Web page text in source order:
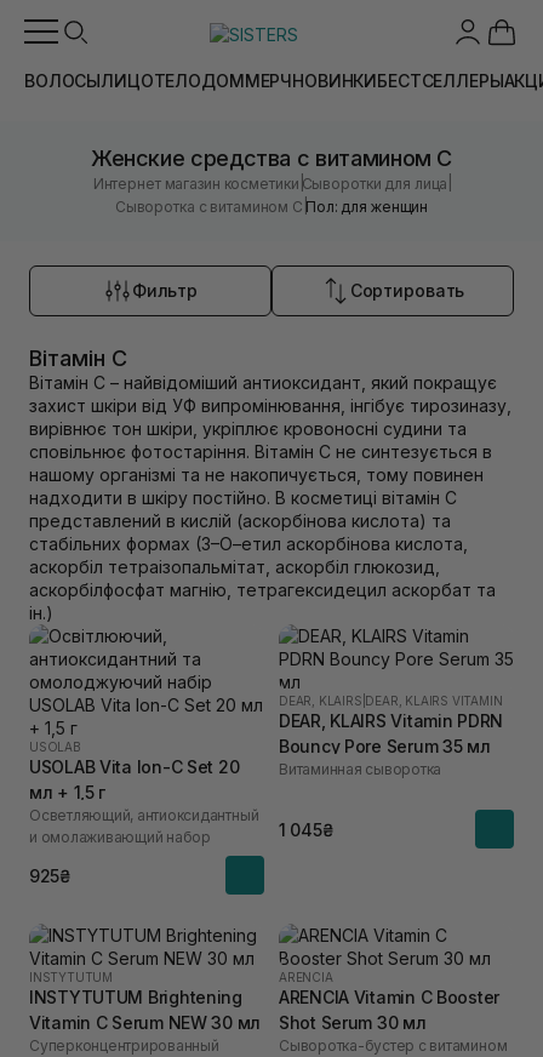
ВОЛОСЫЛИЦОТЕЛОДОММЕРЧНОВИНКИБЕСТСЕЛЛЕРЫ
Женские средства с витамином С
Интернет магазин косметики |Сыворотки для лица
Сыворотка с витамином С |Пол: для женщин
Фильтр Сортировать
Вітамін С
Вітамін С – найвідоміший антиоксидант, який покращує
захист шкіри від УФ випромінювання, інгібує тирозиназу,
вирівнює тон шкіри, укріплює кровоносні судини та
сповільнює фотостаріння. Вітамін С не синтезується в
нашому організмі та не накопичується, тому повинен
надходити в шкіру постійно. В косметиці вітамін С
представлений в кислій (аскорбінова кислота) та
стабільних формах (3–О–етил аскорбінова кислота,
аскорбіл тетраізопальмітат, аскорбіл глюкозид,
аскорбілфосфат магнію, тетрагексидецил аскорбат та
ін.)
USOLAB
USOLAB Vita Ion-C Set 20
мл + 1,5 г
Осветляющий, антиоксидантный
и омолаживающий набор
925₴
DEAR, KLAIRS DEAR, KLAIRS VITAMIN
DEAR, KLAIRS Vitamin PDRN
Bouncy Pore Serum 35 мл
Витаминная сыворотка
1 045₴
INSTYTUTUM
INSTYTUTUM Brightening
Vitamin C Serum NEW 30 мл
Суперконцентрированный
ARENCIA
ARENCIA Vitamin C Booster
Shot Serum 30 мл
Сыворотка-бустер с витамином